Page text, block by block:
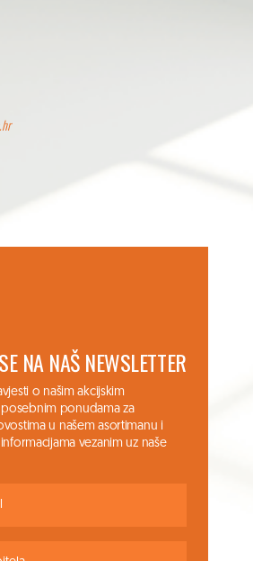
NA NAŠ NEWSLETTER
o našim akcijskim
ponudama za
u našem asortimanu i
vezanim uz naše